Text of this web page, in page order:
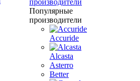
производители
Популярные
производители
Accuride
Alcasta
Asterro
Better